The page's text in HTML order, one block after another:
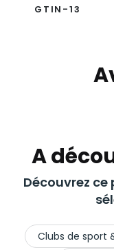
GTIN-13
A
Découvrez
Clubs de sport